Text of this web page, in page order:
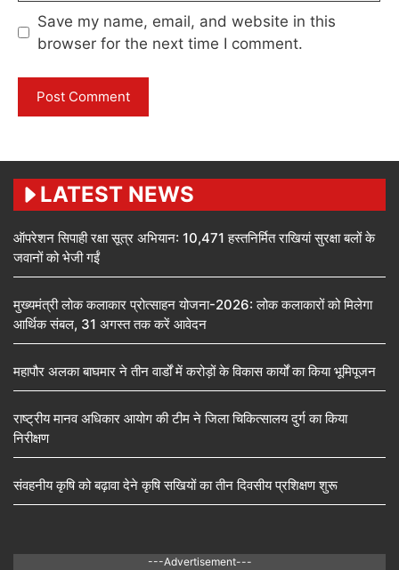
Save my name, email, and website in this
browser for the next time I comment.
LATEST NEWS
ऑपरेशन सिपाही रक्षा सूत्र अभियान: 10,471 हस्तनिर्मित राखियां सुरक्षा बलों के
जवानों को भेजी गईं
मुख्यमंत्री लोक कलाकार प्रोत्साहन योजना-2026: लोक कलाकारों को मिलेगा
आर्थिक संबल, 31 अगस्त तक करें आवेदन
महापौर अलका बाघमार ने तीन वार्डों में करोड़ों के विकास कार्यों का किया भूमिपूजन
राष्ट्रीय मानव अधिकार आयोग की टीम ने जिला चिकित्सालय दुर्ग का किया
निरीक्षण
संवहनीय कृषि को बढ़ावा देने कृषि सखियों का तीन दिवसीय प्रशिक्षण शुरू
---Advertisement---